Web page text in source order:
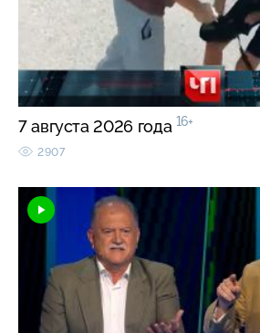
7 августа 2026 года 16+
2907